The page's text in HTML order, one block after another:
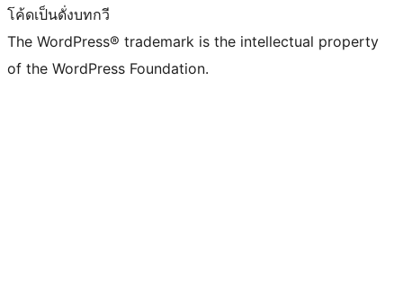
โค้ดเป็นดั่งบทกวี
The WordPress® trademark is the intellectual property
of the WordPress Foundation.